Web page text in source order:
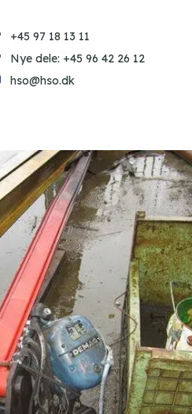
+45 97 18 13 11
Nye dele: +45 96 42 26 12
hso@hso.dk